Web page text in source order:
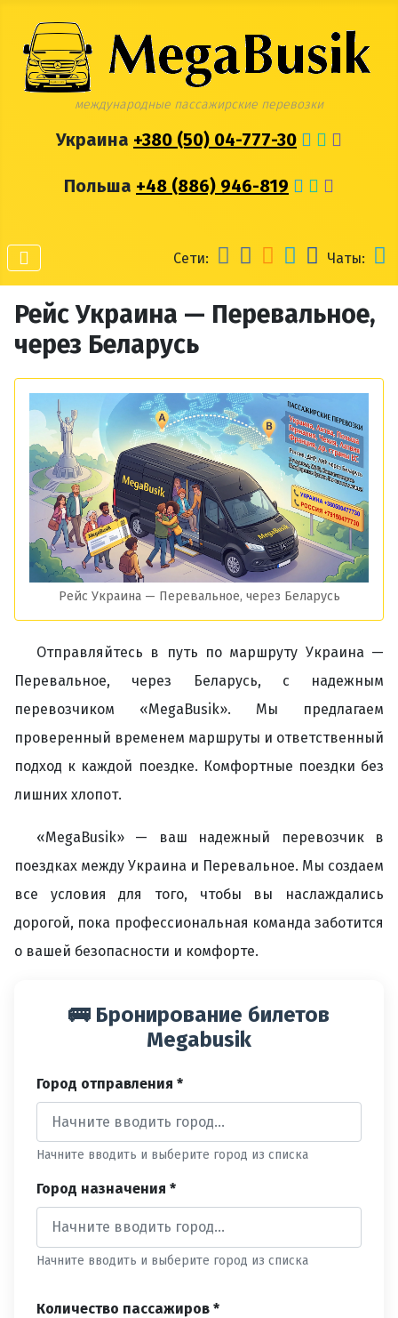
международные пассажирские перевозки
Украина +380 (50) 04-777-30
Польша +48 (886) 946-819
Сети: Чаты:
Рейс Украина — Перевальное,
через Беларусь
Рейс Украина — Перевальное, через Беларусь
Отправляйтесь в путь по маршруту Украина —
Перевальное, через Беларусь, с надежным
перевозчиком «MegaBusik». Мы предлагаем
проверенный временем маршруты и ответственный
подход к каждой поездке. Комфортные поездки без
лишних хлопот.
«MegaBusik» — ваш надежный перевозчик в
поездках между Украина и Перевальное. Мы создаем
все условия для того, чтобы вы наслаждались
дорогой, пока профессиональная команда заботится
о вашей безопасности и комфорте.
🚌 Бронирование билетов
Megabusik
Город отправления *
Начните вводить и выберите город из списка
Город назначения *
Начните вводить и выберите город из списка
Количество пассажиров *